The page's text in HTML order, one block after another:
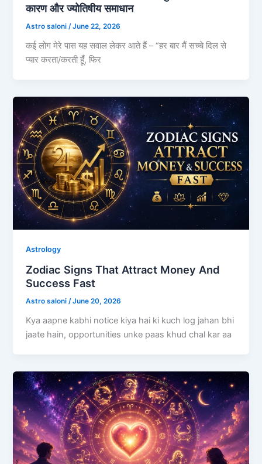
कारण और ज्योतिषीय समाधान
Astro saloni/June 22, 2026
कई लोग मेरे पास यह सवाल लेकर आते हैं – “हर बार मैं सच्चे दिल से
प्यार करता/करती हूँ, फिर
Astrology
Zodiac Signs That Attract Money And
Success Fast
Astro saloni/June 20, 2026
Kya aapne kabhi notice kiya hai ki kuch log jahan bhi
jaate hain, opportunities unke paas khud chal kar aa